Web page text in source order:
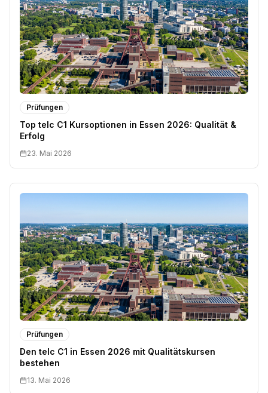
Prüfungen
Top telc C1 Kursoptionen in Essen 2026: Qualität &
Erfolg
23. Mai 2026
Prüfungen
Den telc C1 in Essen 2026 mit Qualitätskursen
bestehen
13. Mai 2026